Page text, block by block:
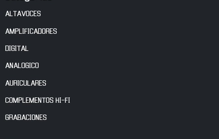
ALTAVOCES
AMPLIFICADORES
DIGITAL
ANALOGICO
AURICULARES
COMPLEMENTOS HI-FI
GRABACIONES